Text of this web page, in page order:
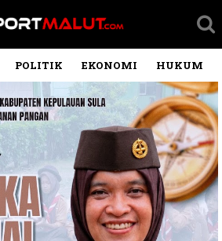
POLITIK EKONOMI HUKUM